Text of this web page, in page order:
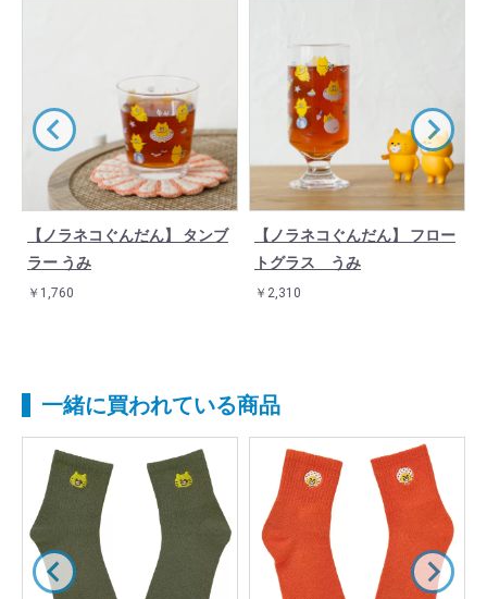
【ノラネコぐんだん】 タンブ
ラー うみ
￥1,760
【ノラネコぐんだん】 フロー
トグラス うみ
￥2,310
一緒に買われている商品